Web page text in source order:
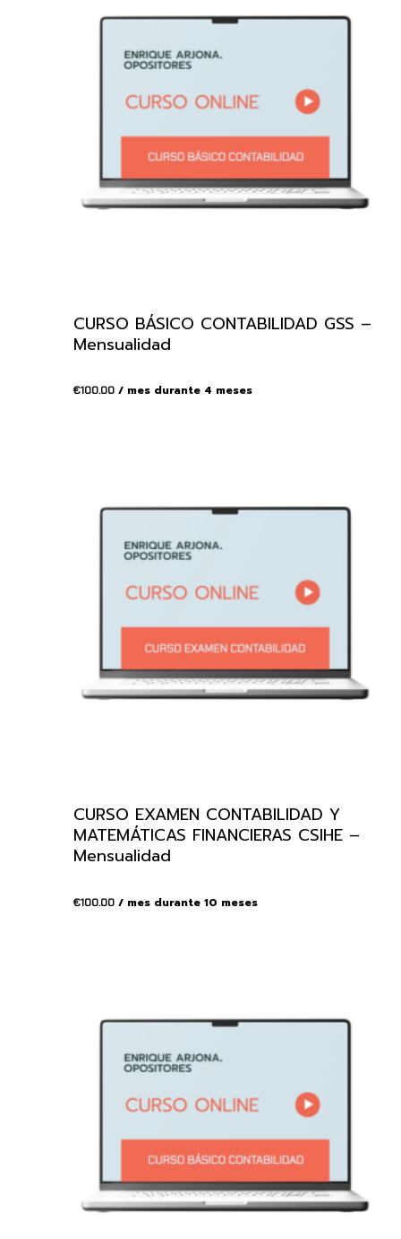
CURSO BÁSICO CONTABILIDAD GSS –
Mensualidad
€100.00 / mes durante 4 meses
CURSO EXAMEN CONTABILIDAD Y
MATEMÁTICAS FINANCIERAS CSIHE –
Mensualidad
€100.00 / mes durante 10 meses